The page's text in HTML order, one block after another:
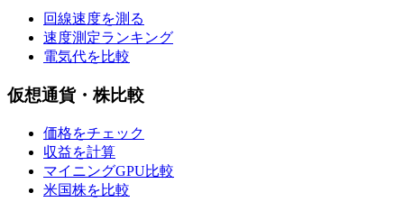
回線速度を測る
速度測定ランキング
電気代を比較
仮想通貨・株比較
価格をチェック
収益を計算
マイニングGPU比較
米国株を比較